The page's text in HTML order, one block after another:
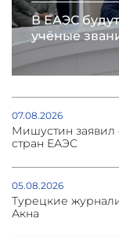
В ЕАЭС
учёные
07.08.2026
Мишустин заявил
стран ЕАЭС
05.08.2026
Турецкие
Акна